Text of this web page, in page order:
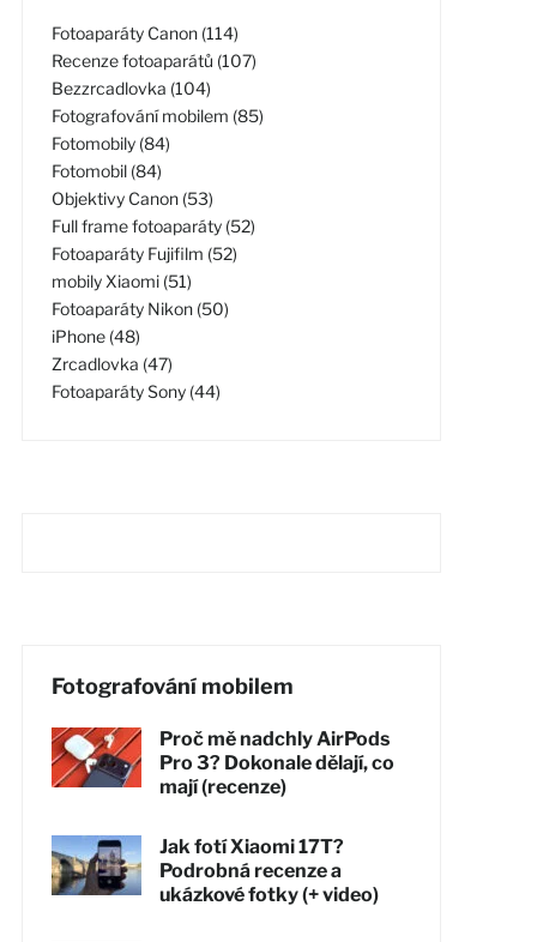
Fotoaparáty Canon (114)
Recenze fotoaparátů (107)
Bezzrcadlovka (104)
Fotografování mobilem (85)
Fotomobily (84)
Fotomobil (84)
Objektivy Canon (53)
Full frame fotoaparáty (52)
Fotoaparáty Fujifilm (52)
mobily Xiaomi (51)
Fotoaparáty Nikon (50)
iPhone (48)
Zrcadlovka (47)
Fotoaparáty Sony (44)
Fotografování mobilem
Proč mě nadchly AirPods
Pro 3? Dokonale dělají, co
mají (recenze)
Jak fotí Xiaomi 17T?
Podrobná recenze a
ukázkové fotky (+ video)